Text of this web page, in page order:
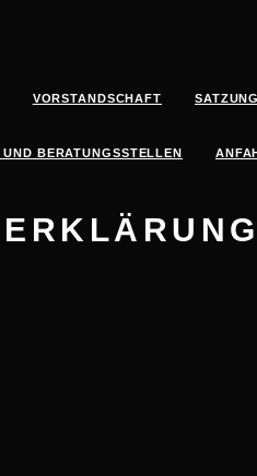
VORSTANDSCHAFT SATZUNG
BERATUNGSSTELLEN